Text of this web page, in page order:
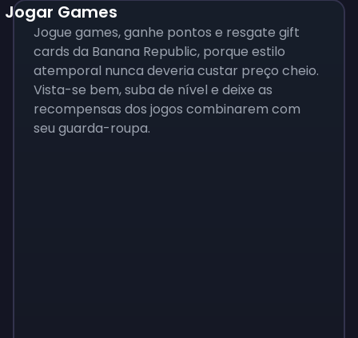
Jogar Games
Jogue games, ganhe pontos e resgate gift
cards da Banana Republic, porque estilo
atemporal nunca deveria custar preço cheio.
Vista-se bem, suba de nível e deixe as
recompensas dos jogos combinarem com
seu guarda-roupa.